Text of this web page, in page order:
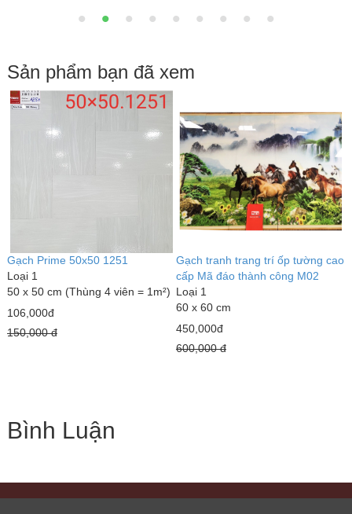
Sản phẩm bạn đã xem
Gạch Prime 50x50 1251
Loại 1
50 x 50 cm (Thùng 4 viên = 1m²)
106,000đ
150,000 đ
Gạch tranh trang trí ốp tường cao
cấp Mã đáo thành công M02
Loại 1
60 x 60 cm
450,000đ
600,000 đ
Bình Luận